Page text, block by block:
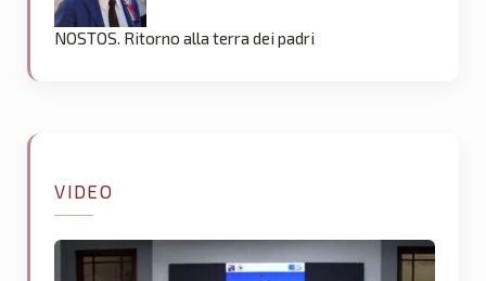
NOSTOS. Ritorno alla terra dei padri
VIDEO